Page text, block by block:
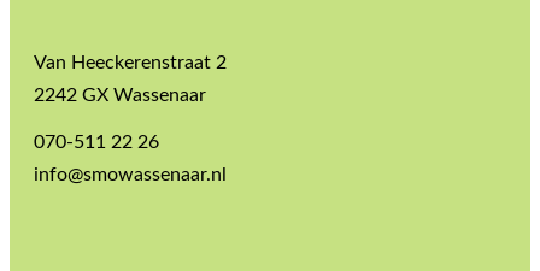
Van Heeckerenstraat 2
2242 GX Wassenaar
070-511 22 26
info@smowassenaar.nl